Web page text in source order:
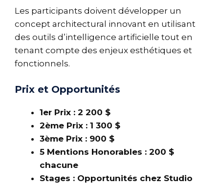
Les participants doivent développer un
concept architectural innovant en utilisant
des outils d’intelligence artificielle tout en
tenant compte des enjeux esthétiques et
fonctionnels.
Prix et Opportunités
1er Prix : 2 200 $
2ème Prix : 1 300 $
3ème Prix : 900 $
5 Mentions Honorables : 200 $
chacune
Stages : Opportunités chez Studio